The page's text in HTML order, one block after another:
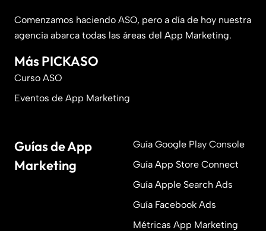
Comenzamos haciendo ASO, pero a día de hoy nuestra
agencia abarca todas las áreas del App Marketing.
Más PICKASO
Curso ASO
Eventos de App Marketing
Guías de App
Marketing
Guía Google Play Console
Guía App Store Connect
Guía Apple Search Ads
Guía Facebook Ads
Métricas App Marketing